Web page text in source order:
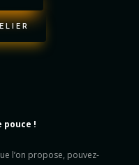
pouce !
l’on propose, pouvez-